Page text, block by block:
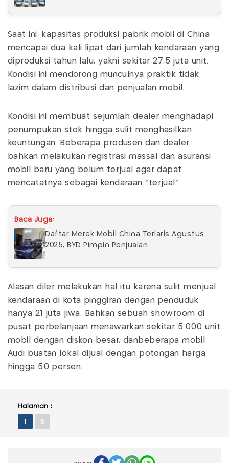
Saat ini, kapasitas produksi pabrik mobil di China
mencapai dua kali lipat dari jumlah kendaraan yang
diproduksi tahun lalu, yakni sekitar 27,5 juta unit.
Kondisi ini mendorong munculnya praktik tidak
lazim dalam distribusi dan penjualan mobil.
Kondisi ini membuat sejumlah dealer menghadapi
penumpukan stok hingga sulit menghasilkan
keuntungan. Beberapa produsen dan dealer
bahkan melakukan registrasi massal dan asuransi
mobil baru yang belum terjual agar dapat
mencatatnya sebagai kendaraan "terjual".
Baca Juga:
Daftar Merek Mobil China Terlaris Agustus
2025, BYD Pimpin Penjualan
Alasan diler melakukan hal itu karena sulit menjual
kendaraan di kota pinggiran dengan penduduk
hanya 21 juta jiwa. Bahkan sebuah showroom di
pusat perbelanjaan menawarkan sekitar 5.000 unit
mobil dengan diskon besar, danbeberapa mobil
Audi buatan lokal dijual dengan potongan harga
hingga 50 persen.
Halaman :
1 2